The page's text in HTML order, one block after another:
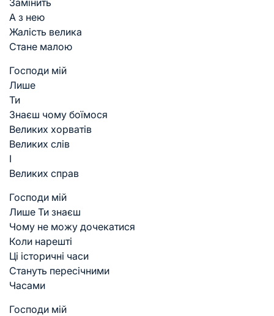
А з нею
Жалість велика
Стане малою
Господи мій
Лише
Ти
Знаєш чому боїмося
Великих хорватів
Великих слів
І
Великих справ
Господи мій
Лише Ти знаєш
Чому не можу дочекатися
Коли нарешті
Ці історичні часи
Стануть пересічними
Часами
Господи мій